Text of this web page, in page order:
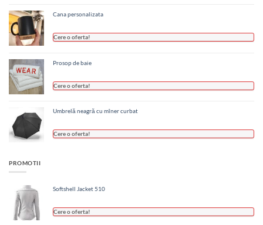
Cana personalizata
Cere o oferta!
Prosop de baie
Cere o oferta!
Umbrelă neagră cu mîner curbat
Cere o oferta!
PROMOTII
Softshell Jacket 510
Cere o oferta!